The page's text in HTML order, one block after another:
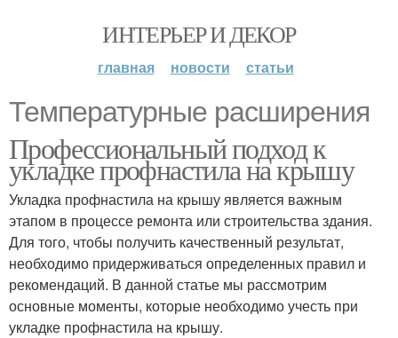
ИНТЕРЬЕР И ДЕКОР
главная новости статьи
Температурные расширения
Профессиональный подход к
укладке профнастила на крышу
Укладка профнастила на крышу является важным
этапом в процессе ремонта или строительства здания.
Для того, чтобы получить качественный результат,
необходимо придерживаться определенных правил и
рекомендаций. В данной статье мы рассмотрим
основные моменты, которые необходимо учесть при
укладке профнастила на крышу.